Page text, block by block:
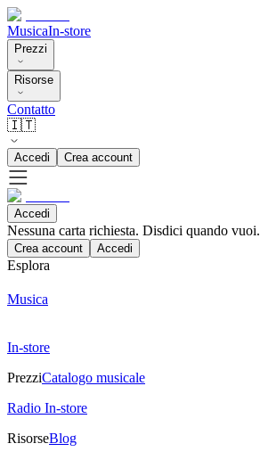
MusicaIn-store
Prezzi
Risorse
Contatto
🇮🇹
Accedi Crea account
Accedi
Nessuna carta richiesta. Disdici quando vuoi.
Crea account Accedi
Esplora
Musica
In-store
PrezziCatalogo musicale
Radio In-store
RisorseBlog